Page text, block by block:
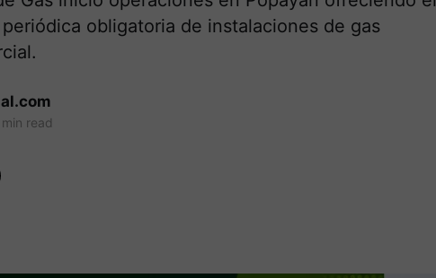
obligatoria de instalaciones de gas
min read